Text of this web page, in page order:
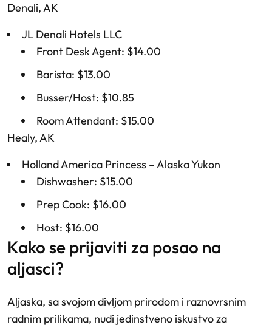
Denali, AK
JL Denali Hotels LLC
Front Desk Agent: $14.00
Barista: $13.00
Busser/Host: $10.85
Room Attendant: $15.00
Healy, AK
Holland America Princess – Alaska Yukon
Dishwasher: $15.00
Prep Cook: $16.00
Host: $16.00
kako se prijaviti za posao na
aljasci?
Aljaska, sa svojom divljom prirodom i raznovrsnim
radnim prilikama, nudi jedinstveno iskustvo za